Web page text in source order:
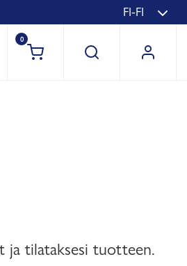
FI-FI
0
ja tilataksesi tuotteen.